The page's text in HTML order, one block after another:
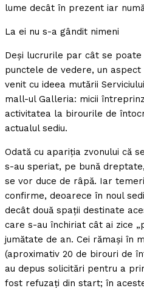
lume decât în prezent iar
La ei nu s-a gândit nimeni
Deşi lucrurile par cât se
punctele de vedere, un
venit cu ideea mutării
mall-ul Galleria: micii
activitatea la birourile de
actualul sediu.
Odată cu apariţia zvonului că
s-au speriat, pe bună
se vor duce de râpă. Iar
confirme, deoarece în noul
decât două spaţii destinate
care s-au închiriat cât ai zice
jumătate de an. Cei rămaşi în
(aproximativ 20 de birouri de
au depus solicitări pentru a
fost refuzaţi din start; în